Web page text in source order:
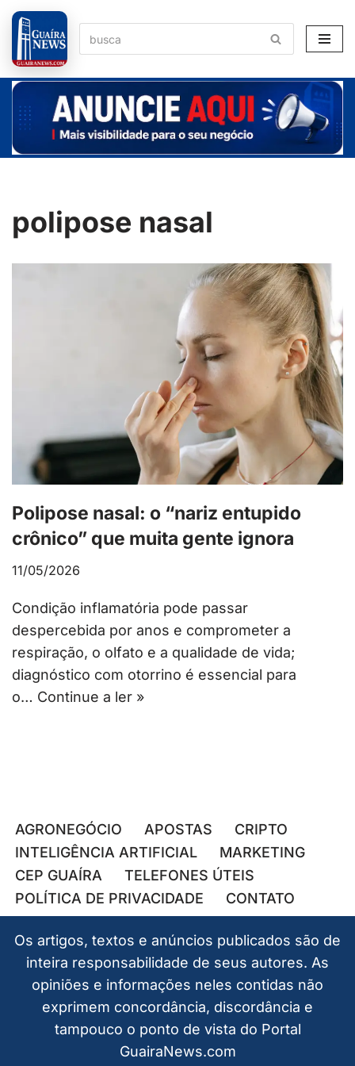
Pular
para
o
conteúdo
polipose nasal
Polipose nasal: o “nariz entupido
crônico” que muita gente ignora
11/05/2026
Condição inflamatória pode passar
despercebida por anos e comprometer a
respiração, o olfato e a qualidade de vida;
diagnóstico com otorrino é essencial para
o… Continue a ler »
AGRONEGÓCIO APOSTAS
CRIPTO
INTELIGÊNCIA ARTIFICIAL
MARKETING
CEP GUAÍRA
TELEFONES ÚTEIS
POLÍTICA DE PRIVACIDADE
CONTATO
Os artigos, textos e anúncios publicados são de
inteira responsabilidade de seus autores. As
opiniões e informações neles contidas não
exprimem concordância, discordância e
tampouco o ponto de vista do Portal
GuairaNews.com